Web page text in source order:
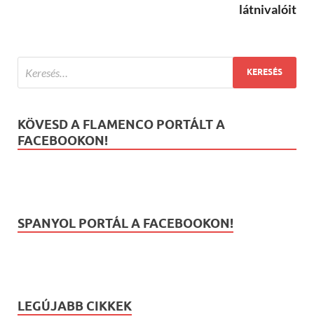
látnivalóit
KÖVESD A FLAMENCO PORTÁLT A
FACEBOOKON!
SPANYOL PORTÁL A FACEBOOKON!
LEGÚJABB CIKKEK